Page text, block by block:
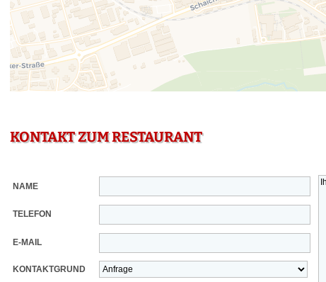
KONTAKT ZUM RESTAURANT
NAME
TELEFON
E-MAIL
KONTAKTGRUND